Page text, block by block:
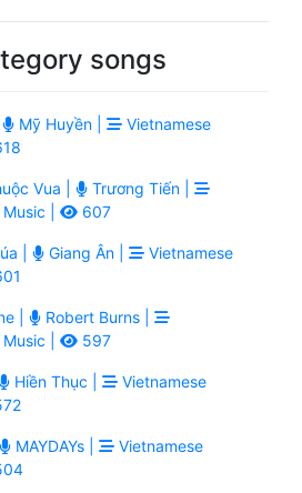
songs
Mỹ Huyền |
Vietnamese
Vua |
Trương Tiến |
|
607
| Giang Ân |
Vietnamese
|
Robert Burns |
|
597
Hiền Thục |
Vietnamese
MAYDAYs |
Vietnamese